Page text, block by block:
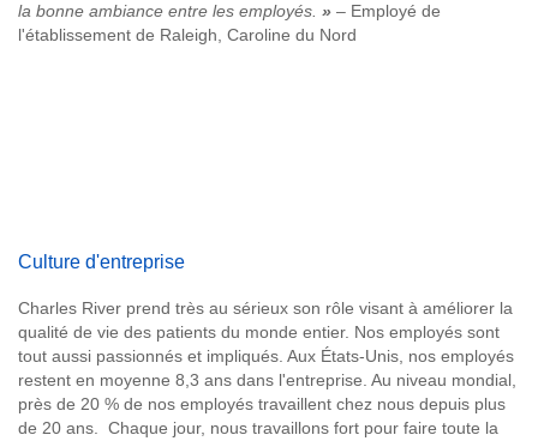
la bonne ambiance entre les employés. » – Employé de
l'établissement de Raleigh, Caroline du Nord
Culture d'entreprise
Charles River prend très au sérieux son rôle visant à améliorer la
qualité de vie des patients du monde entier. Nos employés sont
tout aussi passionnés et impliqués. Aux États-Unis, nos employés
restent en moyenne 8,3 ans dans l'entreprise. Au niveau mondial,
près de 20 % de nos employés travaillent chez nous depuis plus
de 20 ans. Chaque jour, nous travaillons fort pour faire toute la